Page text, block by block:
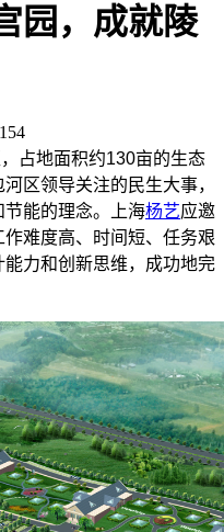
园，成就陵
154
占地面积约130亩的生态
区领导关注的民生大事，
能的理念。上海杨艺应邀
难度高、时间短、任务艰
力和创新思维，成功地完